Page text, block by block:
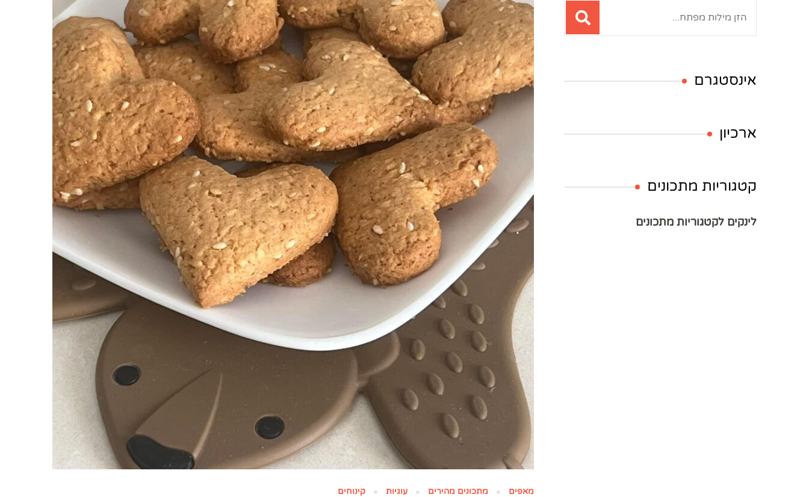
מאפים מתכונים מהירים עוגיות קינוחים
אינסטגרם
ארכיון
קטגוריות מתכונים
לינקים לקטגוריות מתכונים